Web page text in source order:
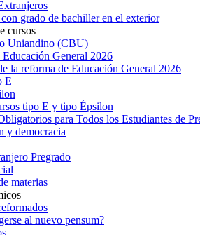
grado de bachiller en el exterior
cursos
Uniandino (CBU)
General 2026
la reforma de Educación General 2026
E
tipo E y tipo Épsilon
para Todos los Estudiantes de
y democracia
Pregrado
materias
al nuevo pensum?